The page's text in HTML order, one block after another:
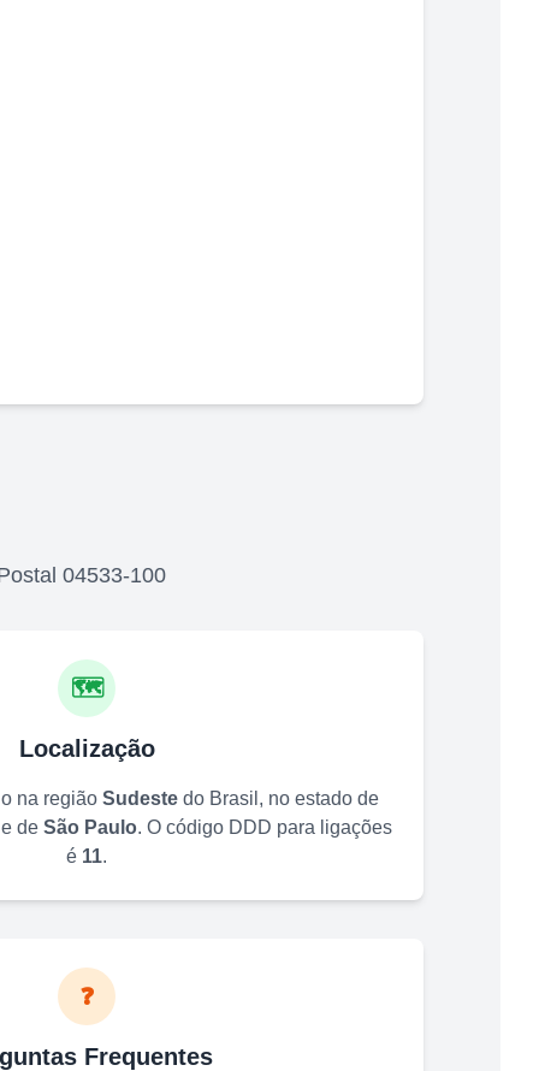
04533-100
🗺️
Localização
na região Sudeste do Brasil, no estado de
de São Paulo. O código DDD para ligações
é 11.
❓
Frequentes